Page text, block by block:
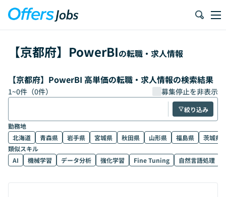
【京都府】 PowerBIの転職・求人情報
【京都府】PowerBI 高単価の転職・求人情報の検索結果
1~0件（0件） 募集停止を非表示
絞り込み
勤務地
北海道
青森県 岩手県 宮城県 秋田県 山形県 福島県
茨城県
類似スキル
AI
機械学習 データ分析 強化学習 Fine Tuning 自然言語処理